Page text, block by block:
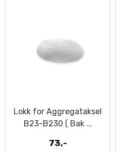
Lokk for Aggregataksel
B23-B230 ( Bak ...
73,-